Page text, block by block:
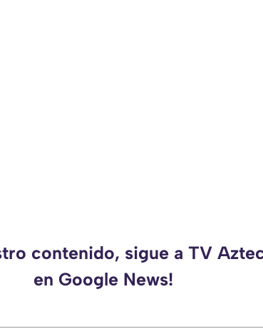
contenido, sigue a TV
en Google News!